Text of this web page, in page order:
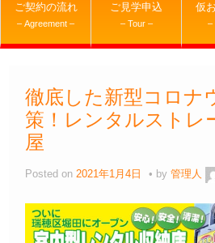
ご契約の流れ
– Agreement –
ご見学申込
– Tour –
仮
–
徹底した新型コロナ
策！レンタルストレ
屋
Posted on 2021年1月4日 by 管理人